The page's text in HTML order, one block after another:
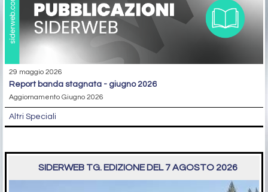
29 maggio 2026
report banda stagnata - giugno 2026
Aggiornamento Giugno 2026
Altri Speciali
SIDERWEB TG. EDIZIONE DEL 7 AGOSTO 2026